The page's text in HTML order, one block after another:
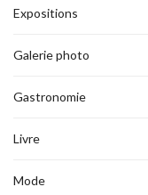
Expositions
Galerie photo
Gastronomie
Livre
Mode